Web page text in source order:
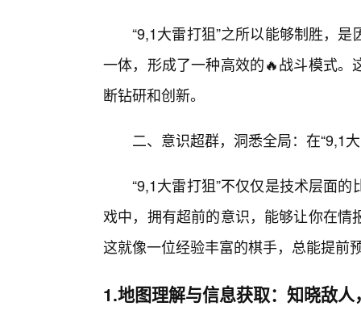
“9,1大雷打狙”之所以能够制胜，
一体，形成了一种高效的🔥战斗模式
断钻研和创新。
二、意识超群，洞悉全局：在“9,1
“9,1大雷打狙”不仅仅是技术层面
戏中，拥有超前的意识，能够让你在
这就像一位经验丰富的棋手，总能提前
1.地图理解与信息获取：知晓敌人